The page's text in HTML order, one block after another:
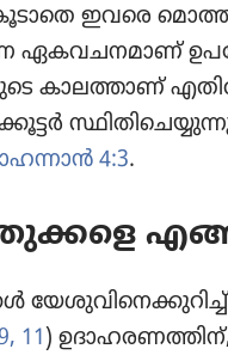
ഇവരെ
ഏകവച​ന​മാണ്‌
കാലത്താണ്‌
4:3.
11)